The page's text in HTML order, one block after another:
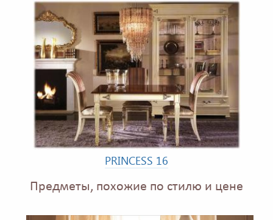
PRINCESS 16
Предметы, похожие по стилю и цене